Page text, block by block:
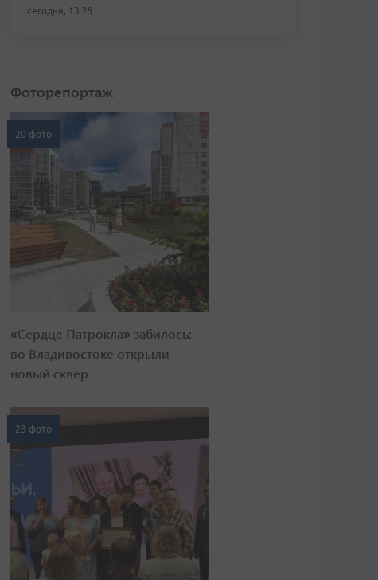
сегодня, 13:29
Фоторепортаж
20 фото
«Сердце Патрокла» забилось:
во Владивостоке открыли
новый сквер
23 фото